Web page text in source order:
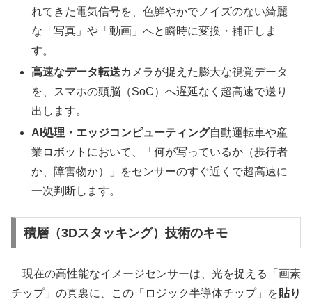
れてきた電気信号を、色鮮やかでノイズのない綺麗
な「写真」や「動画」へと瞬時に変換・補正しま
す。
高速なデータ転送カメラが捉えた膨大な視覚データ
を、スマホの頭脳（SoC）へ遅延なく超高速で送り
出します。
AI処理・エッジコンピューティング自動運転車や産
業ロボットにおいて、「何が写っているか（歩行者
か、障害物か）」をセンサーのすぐ近くで超高速に
一次判断します。
積層（3Dスタッキング）技術のキモ
現在の高性能なイメージセンサーは、光を捉える「画素
チップ」の真裏に、この「ロジック半導体チップ」を貼り